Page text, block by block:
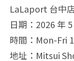
LaLaport 台中
日期：2026 年
時間：Mon-Fri
地址：Mitsui